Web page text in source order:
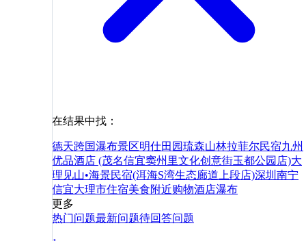
在结果中找：
德天跨国瀑布景区明仕田园琉森山林拉菲尔民宿九州
优品酒店 (茂名信宜窦州里文化创意街玉都公园店)大
理见山•海景民宿(洱海S湾生态廊道上段店)深圳 南宁
信宜大理市住宿美食附近购物酒店瀑布
更多
热门问题最新问题待回答问题